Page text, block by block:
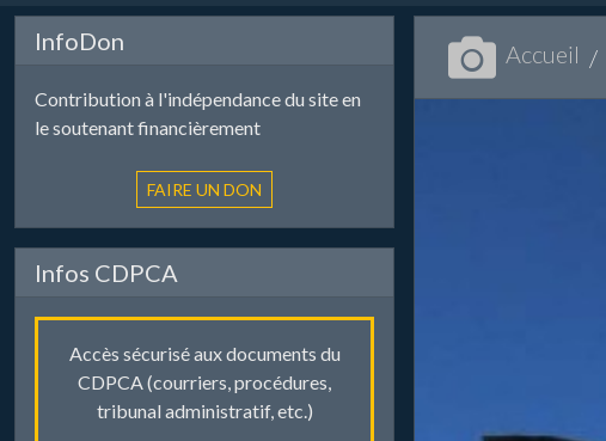
InfoDon
Contribution à l'indépendance du site en
le soutenant financièrement
Infos CDPCA
Accès sécurisé aux documents du
CDPCA (courriers, procédures,
tribunal administratif, etc.)
Accueil